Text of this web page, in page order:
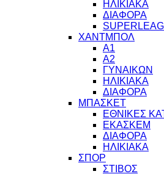
ΗΛΙΚΙΑΚΑ
ΔΙΑΦΟΡΑ
ΧΑΝΤΜΠΟΛ
Α1
Α2
ΓΥΝΑΙΚΩΝ
ΗΛΙΚΙΑΚΑ
ΔΙΑΦΟΡΑ
ΜΠΑΣΚΕΤ
ΕΘΝΙΚΕΣ
ΕΚΑΣΚΕΜ
ΔΙΑΦΟΡΑ
ΗΛΙΚΙΑΚΑ
ΣΠΟΡ
ΣΤΙΒΟΣ